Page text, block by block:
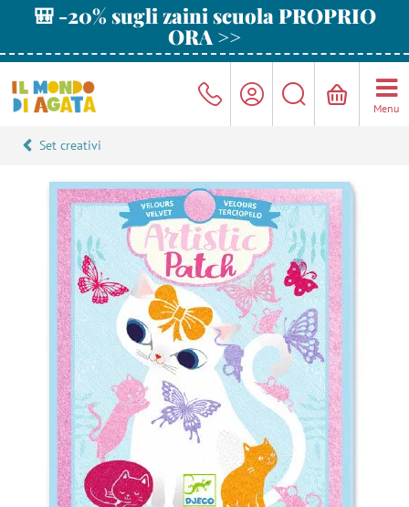
🎒 -20% sugli zaini scuola PROPRIO
ORA >>
Menu
Set creativi